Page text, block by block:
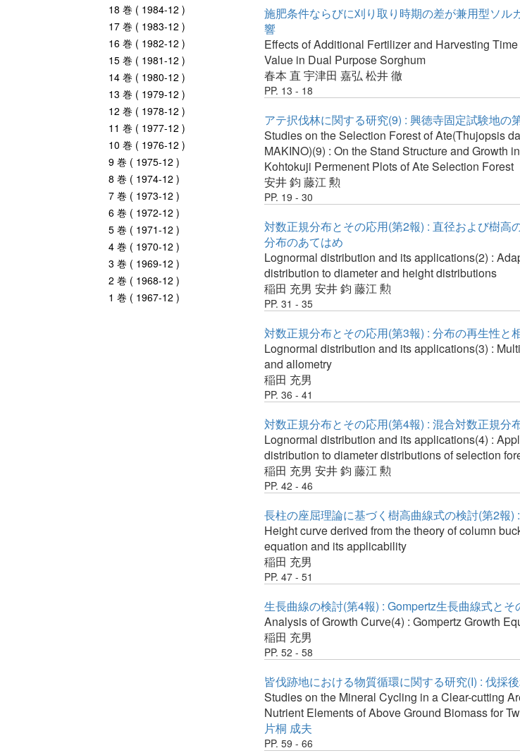
18 巻 ( 1984-12 )
17 巻 ( 1983-12 )
16 巻 ( 1982-12 )
15 巻 ( 1981-12 )
14 巻 ( 1980-12 )
13 巻 ( 1979-12 )
12 巻 ( 1978-12 )
11 巻 ( 1977-12 )
10 巻 ( 1976-12 )
9 巻 ( 1975-12 )
8 巻 ( 1974-12 )
7 巻 ( 1973-12 )
6 巻 ( 1972-12 )
5 巻 ( 1971-12 )
4 巻 ( 1970-12 )
3 巻 ( 1969-12 )
2 巻 ( 1968-12 )
1 巻 ( 1967-12 )
施肥条件ならびに刈り取り時期の差が兼用型ソル
響
Effects of Additional Fertilizer and Harvesting
Value in Dual Purpose Sorghum
春本 直 宇津田 嘉弘 松井 徹
PP. 13 - 18
アテ択伐林に関する研究(9) : 興徳寺固定試験地の
Studies on the Selection Forest of Ate(Thujopsis
MAKINO)(9) : On the Stand Structure and Growth
Kohtokuji Permenent Plots of Ate Selection Forest
安井 鈞 藤江 勲
PP. 19 - 30
対数正規分布とその応用(第2報) : 直径および樹高
分布のあてはめ
Lognormal distribution and its applications(2) :
distribution to diameter and height distributions
稲田 充男 安井 鈞 藤江 勲
PP. 31 - 35
対数正規分布とその応用(第3報) : 分布の再生性と
Lognormal distribution and its applications(3) :
and allometry
稲田 充男
PP. 36 - 41
対数正規分布とその応用(第4報) : 混合対数正規分
Lognormal distribution and its applications(4) :
distribution to diameter distributions of selection
稲田 充男 安井 鈞 藤江 勲
PP. 42 - 46
長柱の座屈理論に基づく樹高曲線式の検討(第2報)
Height curve derived from the theory of column
equation and its applicability
稲田 充男
PP. 47 - 51
生長曲線の検討(第4報) : Gompertz生長曲線式とそ
Analysis of Growth Curve(4) : Gompertz Growth
稲田 充男
PP. 52 - 58
皆伐跡地における物質循環に関する研究(I) : 伐採
Studies on the Mineral Cycling in a Clear-cutting
Nutrient Elements of Above Ground Biomass for
片桐 成夫
PP. 59 - 66